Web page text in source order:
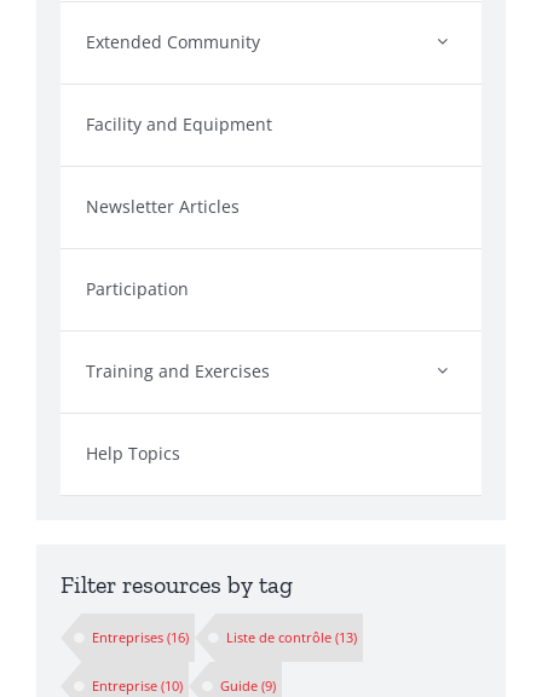
Extended Community
Facility and Equipment
Newsletter Articles
Participation
Training and Exercises
Help Topics
Filter resources by tag
Entreprises (16) Liste de contrôle (13)
Entreprise (10) Guide (9)